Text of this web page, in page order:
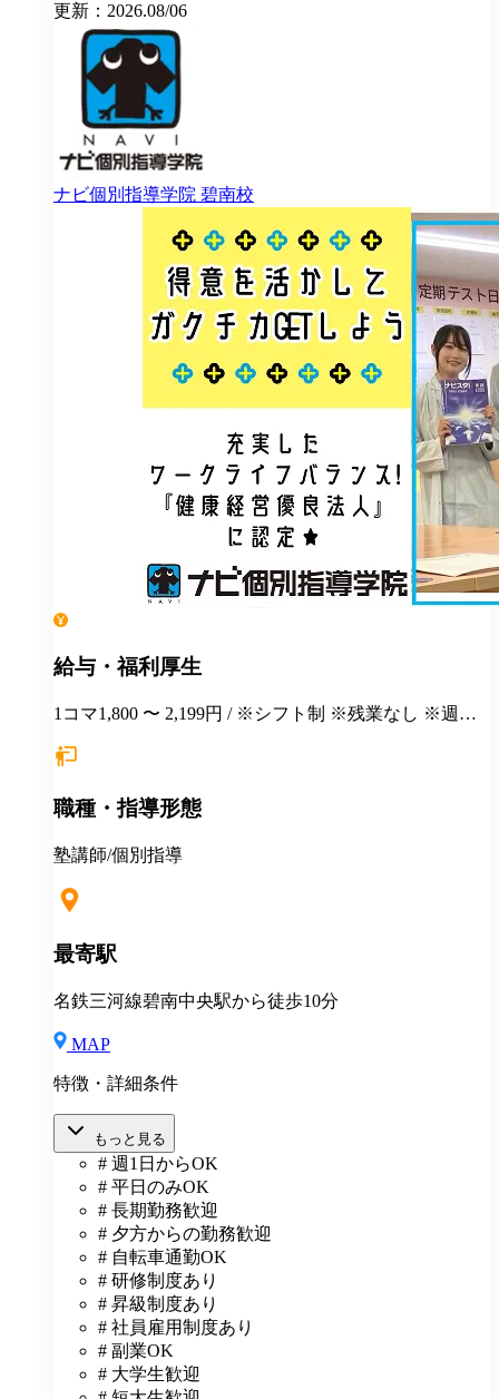
更新：2026.08/06
ナビ個別指導学院 碧南校
給与・福利厚生
1コマ1,800 〜 2,199円 / ※シフト制 ※残業なし ※週１
等にも別途お支払いします(規定あり) ＊有給休暇あり
度あり⇒グループ会社の割引制度が使えます！ ＊産
あり(社会人講師で月87時間以上の勤務がある方が対
職種・指導形態
塾講師/個別指導
最寄駅
名鉄三河線碧南中央駅から徒歩10分
MAP
特徴・詳細条件
もっと見る
# 週1日からOK
# 平日のみOK
# 長期勤務歓迎
# 夕方からの勤務歓迎
# 自転車通勤OK
# 研修制度あり
# 昇級制度あり
# 社員雇用制度あり
# 副業OK
# 大学生歓迎